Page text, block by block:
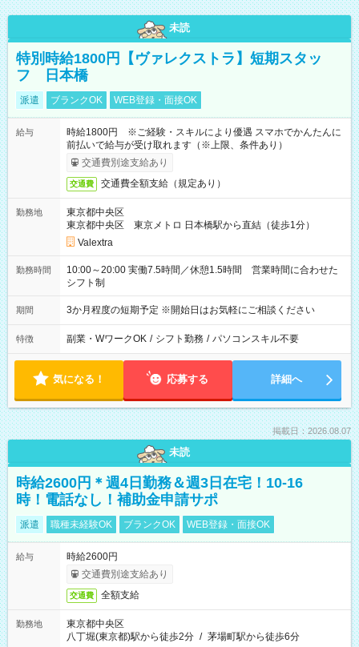
未読
特別時給1800円【ヴァレクストラ】短期スタッ
フ 日本橋
派遣 ブランクOK WEB登録・面接OK
給与
時給1800円 ※ご経験・スキルにより優遇 スマホでかんたんに
前払いで給与が受け取れます（※上限、条件あり）
交通費別途支給あり
交通費 交通費全額支給（規定あり）
勤務地
東京都中央区
東京都中央区 東京メトロ 日本橋駅から直結（徒歩1分）
Valextra
勤務時間
10:00～20:00 実働7.5時間／休憩1.5時間 営業時間に合わせた
シフト制
期間 3か月程度の短期予定 ※開始日はお気軽にご相談ください
特徴 副業・WワークOK / シフト勤務 / パソコンスキル不要
気になる！ 応募する 詳細へ
掲載日：2026.08.07
未読
時給2600円＊週4日勤務＆週3日在宅！10-16
時！電話なし！補助金申請サポ
派遣 職種未経験OK ブランクOK WEB登録・面接OK
給与
時給2600円
交通費別途支給あり
交通費 全額支給
勤務地
東京都中央区
八丁堀(東京都)駅から徒歩2分 / 茅場町駅から徒歩6分